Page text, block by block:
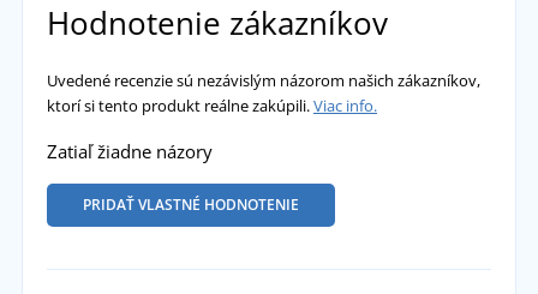
Hodnotenie zákazníkov
Uvedené recenzie sú nezávislým názorom našich zákazníkov,
ktorí si tento produkt reálne zakúpili.Viac info.
Zatiaľ žiadne názory
PRIDAŤ VLASTNÉ HODNOTENIE